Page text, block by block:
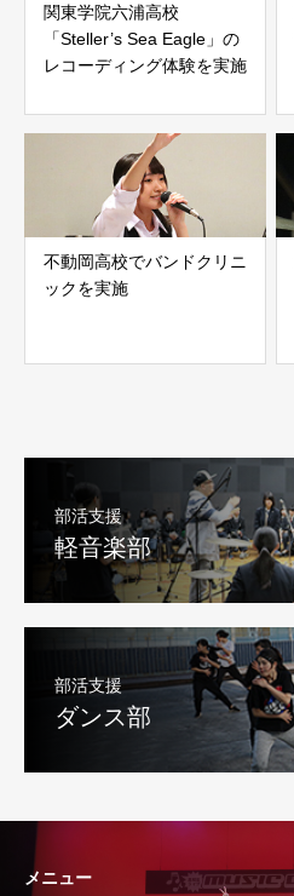
関東学院六浦高校
「Steller’s Sea Eagle」の
レコーディング体験を実施
不動岡高校でバンドクリニ
ックを実施
部活支援
軽音楽部
部活支援
ダンス部
メニュー